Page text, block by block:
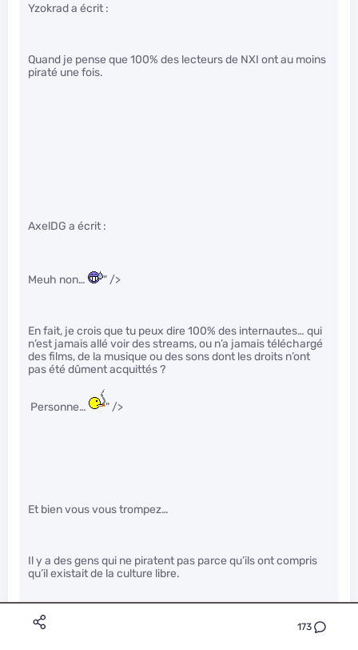
173
Yzokrad a écrit :
Quand je pense que 100% des lecteurs de NXI ont au moins
piraté une fois.
AxelDG a écrit :
Meuh non… " />
En fait, je crois que tu peux dire 100% des internautes… qui
n’est jamais allé voir des streams, ou n’a jamais téléchargé
des films, de la musique ou des sons dont les droits n’ont
pas été dûment acquittés ?
Personne… " />
Et bien vous vous trompez…
Il y a des gens qui ne piratent pas parce qu’ils ont compris
qu’il existait de la culture libre.
Logiciels libres, ebooks libres, musique libre…